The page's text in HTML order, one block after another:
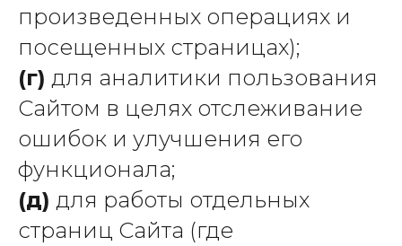
произведенных операциях и
посещенных страницах);
(г) для аналитики пользования
Сайтом в целях отслеживание
ошибок и улучшения его
функционала;
(д) для работы отдельных
страниц Сайта (где